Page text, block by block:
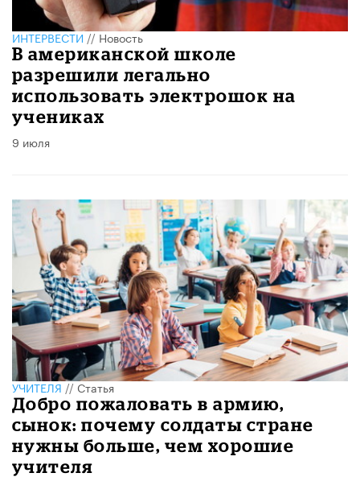
ИНТЕРВЕСТИ//Новость
В американской школе
разрешили легально
использовать электрошок на
учениках
9 июля
УЧИТЕЛЯ//Статья
Добро пожаловать в армию,
сынок: почему солдаты стране
нужны больше, чем хорошие
учителя